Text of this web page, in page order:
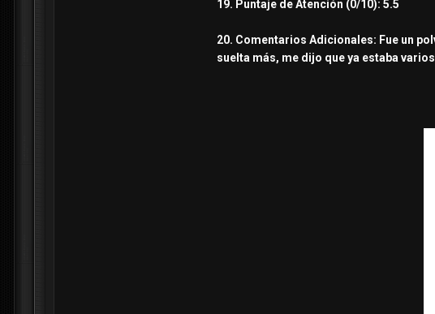
19. Puntaje de Atención (0/10): 5.5
20. Comentarios Adicionales: Fue un
suelta más, me dijo que ya estaba